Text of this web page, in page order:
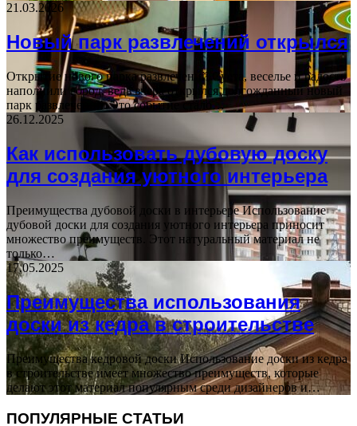
21.03.2026
Новый парк развлечений открылся
Открытие нового парка развлечений Суета, веселье и радость
наполнили город, ведь вчера открылся долгожданный новый
парк развлечений. Это событие стало…
26.12.2025
Как использовать дубовую доску
для создания уютного интерьера
Преимущества дубовой доски в интерьере Использование
дубовой доски для создания уютного интерьера приносит
множество преимуществ. Этот натуральный материал не
только…
17.05.2025
Преимущества использования
доски из кедра в строительстве
Преимущества кедровой доски Использование доски из кедра
в строительстве имеет множество преимуществ, которые
делают этот материал популярным среди дизайнеров и…
ПОПУЛЯРНЫЕ СТАТЬИ